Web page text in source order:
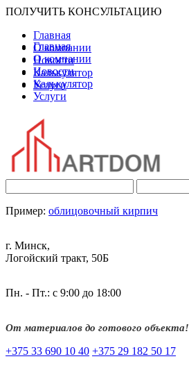
ПОЛУЧИТЬ КОНСУЛЬТАЦИЮ
Главная
О компании
Новости
Калькулятор
Услуги
Главная
О компании
Новости
Калькулятор
Услуги
Пример: облицовочный кирпич
г. Минск,
Логойский тракт, 50Б
Пн. - Пт.: с 9:00 до 18:00
От материалов до готового объекта!
+375 33 690 10 40 +375 29 182 50 17